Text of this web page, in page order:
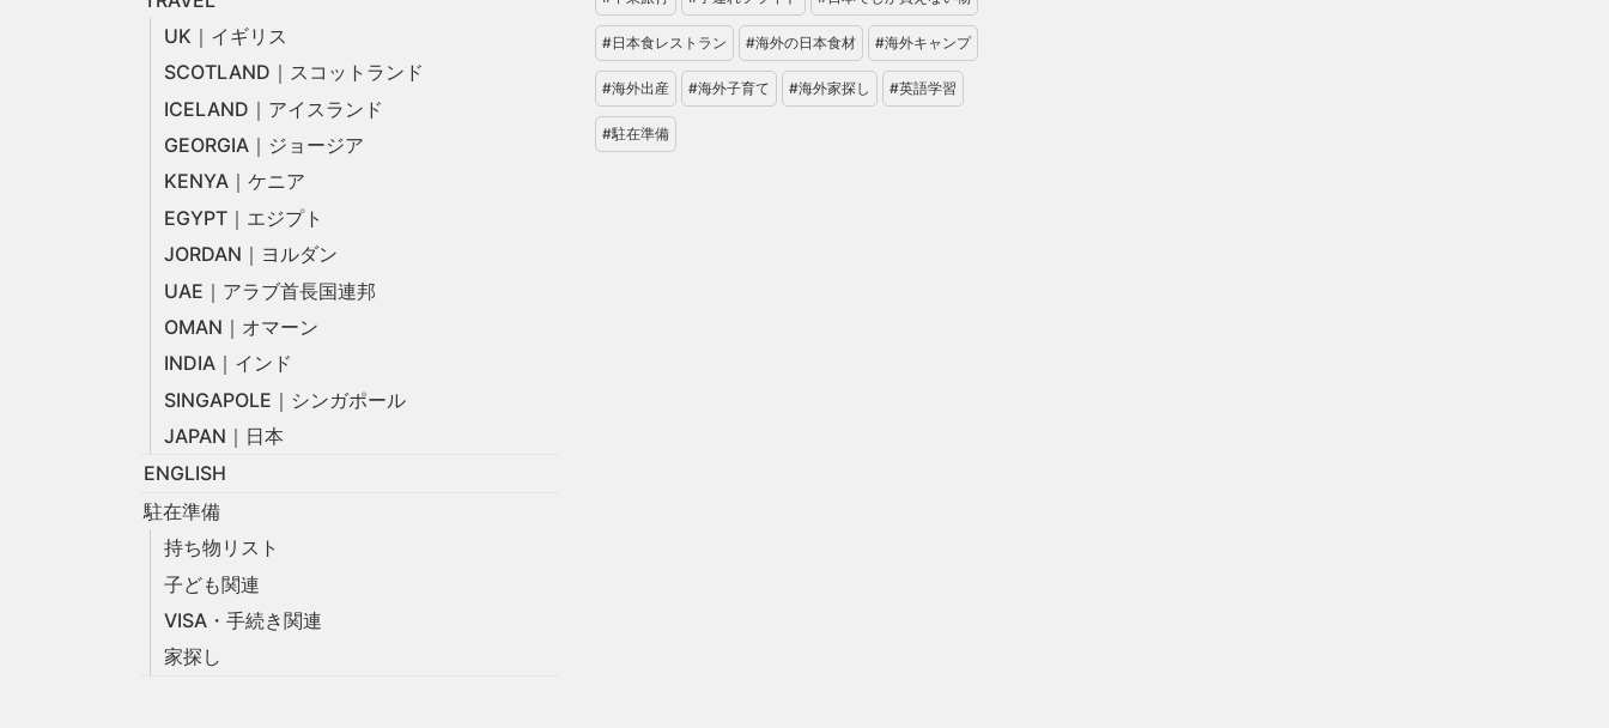
UK｜イギリス
SCOTLAND｜スコットランド
ICELAND｜アイスランド
GEORGIA｜ジョージア
KENYA｜ケニア
EGYPT｜エジプト
JORDAN｜ヨルダン
UAE｜アラブ首長国連邦
OMAN｜オマーン
INDIA｜インド
SINGAPOLE｜シンガポール
JAPAN｜日本
ENGLISH
駐在準備
持ち物リスト
子ども関連
VISA・手続き関連
家探し
#日本食レストラン #海外の日本食材 #海外キャンプ
#海外出産 #海外子育て #海外家探し #英語学習
#駐在準備